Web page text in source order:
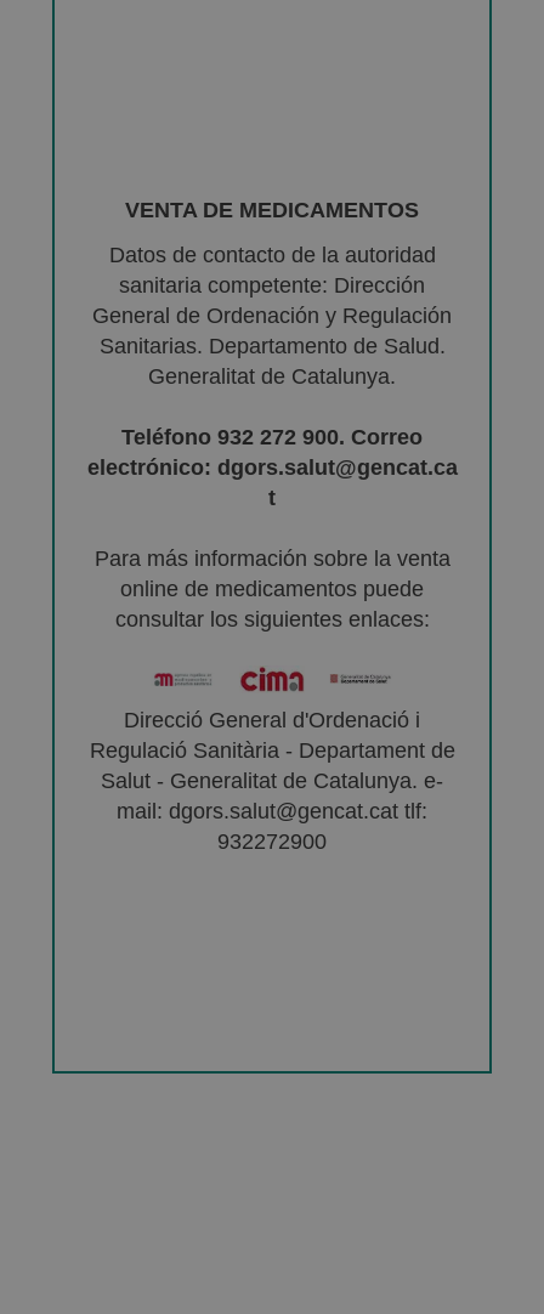
VENTA DE MEDICAMENTOS
Datos de contacto de la autoridad
sanitaria competente: Dirección
General de Ordenación y Regulación
Sanitarias. Departamento de Salud.
Generalitat de Catalunya.
Teléfono 932 272 900. Correo
electrónico: dgors.salut@gencat.ca
t
Para más información sobre la venta
online de medicamentos puede
consultar los siguientes enlaces:
Direcció General d'Ordenació i
Regulació Sanitària - Departament de
Salut - Generalitat de Catalunya. e-
mail: dgors.salut@gencat.cat tlf:
932272900